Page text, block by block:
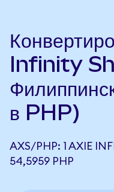
Infinity
в PHP)
AXS/PHP: 1 AXIE
54,5959 PHP